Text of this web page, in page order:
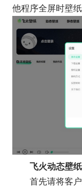
他程序全屏时壁
飞火动态壁
首先请将客户